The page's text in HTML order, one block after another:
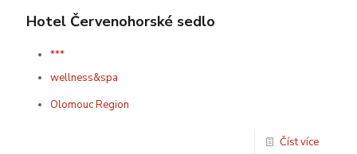
Hotel Červenohorské sedlo
***
wellness&spa
Olomouc Region
Číst více